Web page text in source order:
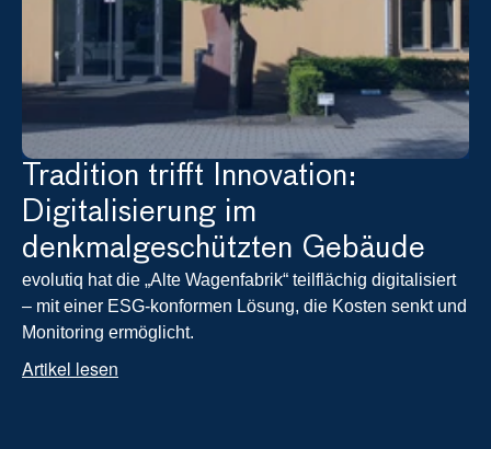
Tradition trifft Innovation:
Digitalisierung im
denkmalgeschützten Gebäude
evolutiq hat die „Alte Wagenfabrik“ teilflächig digitalisiert
– mit einer ESG-konformen Lösung, die Kosten senkt und
Monitoring ermöglicht.
Artikel lesen